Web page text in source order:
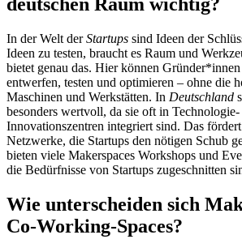
In der Welt derStartups sind Ideen der
Ideen zu testen, braucht es Raum und
bietet genau das. Hier können
entwerfen, testen und optimieren – ohne die
Maschinen und Werkstätten. In Deutschland
besonders wertvoll, da sie oft in Technologie-
Innovationszentren integriert sind. Das
Netzwerke, die Startups den nötigen Schub
bieten viele Makerspaces Workshops und
die Bedürfnisse von Startups zugeschnitten
Wie unterscheiden sich
Co-Working-Spaces?